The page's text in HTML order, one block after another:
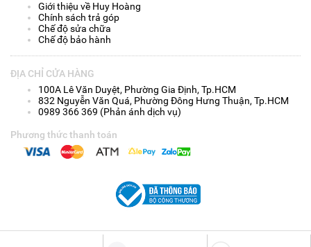
Giới thiệu về Huy Hoàng
Chính sách trả góp
Chế độ sửa chữa
Chế độ bảo hành
ĐỊA CHỈ CỬA HÀNG
100A Lê Văn Duyệt, Phường Gia Định, Tp.HCM
832 Nguyễn Văn Quá, Phường Đông Hưng Thuận, Tp.HCM
0989 366 369 (Phản ánh dịch vụ)
Phương thức thanh toán